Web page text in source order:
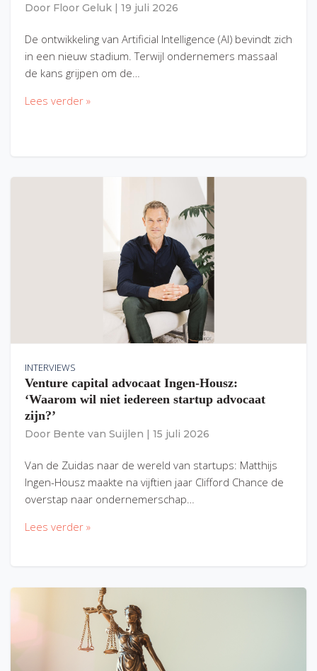
Door Floor Geluk 19 juli 2026
De ontwikkeling van Artificial Intelligence (AI) bevindt zich
in een nieuw stadium. Terwijl ondernemers massaal
de kans grijpen om de…
Lees verder »
INTERVIEWS
Venture capital advocaat Ingen-Housz:
‘Waarom wil niet iedereen startup advocaat
zijn?’
Door Bente van Suijlen 15 juli 2026
Van de Zuidas naar de wereld van startups: Matthijs
Ingen-Housz maakte na vijftien jaar Clifford Chance de
overstap naar ondernemerschap…
Lees verder »